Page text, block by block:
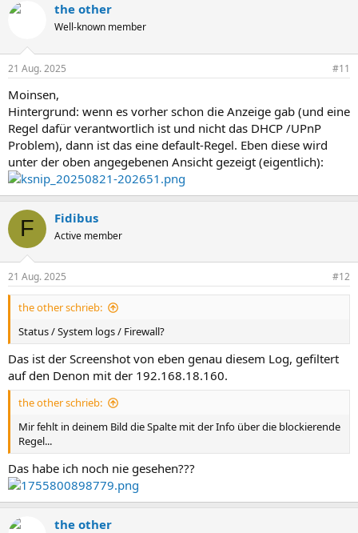
the other
Well-known member
21 Aug. 2025 #11
Moinsen,
Hintergrund: wenn es vorher schon die Anzeige gab (und eine
Regel dafür verantwortlich ist und nicht das DHCP /UPnP
Problem), dann ist das eine default-Regel. Eben diese wird
unter der oben angegebenen Ansicht gezeigt (eigentlich):
F Fidibus
Active member
21 Aug. 2025 #12
the other schrieb:
Status / System logs / Firewall?
Das ist der Screenshot von eben genau diesem Log, gefiltert
auf den Denon mit der 192.168.18.160.
the other schrieb:
Mir fehlt in deinem Bild die Spalte mit der Info über die blockierende
Regel...
Das habe ich noch nie gesehen???
the other